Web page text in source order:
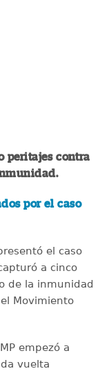
peritajes contra
por el caso
el caso
a cinco
de la inmunidad
Movimiento
empezó a
vuelta